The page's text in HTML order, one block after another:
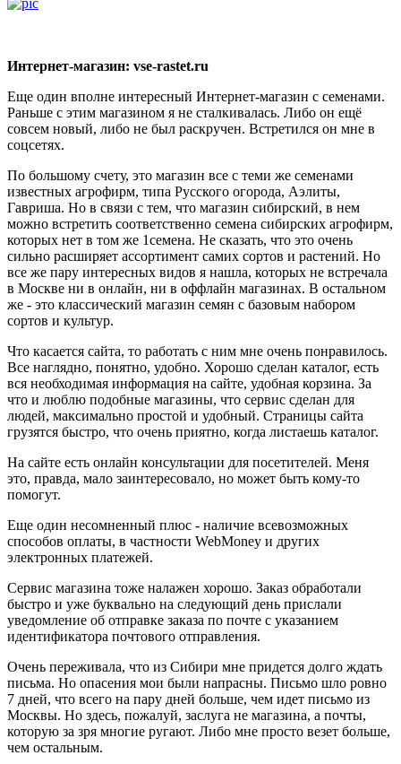
Интернет-магазин: vse-rastet.ru
Еще один вполне интересный Интернет-магазин с семенами.
Раньше с этим магазином я не сталкивалась. Либо он ещё
совсем новый, либо не был раскручен. Встретился он мне в
соцсетях.
По большому счету, это магазин все с теми же семенами
известных агрофирм, типа Русского огорода, Аэлиты,
Гавриша. Но в связи с тем, что магазин сибирский, в нем
можно встретить соответственно семена сибирских агрофирм,
которых нет в том же 1семена. Не сказать, что это очень
сильно расширяет ассортимент самих сортов и растений. Но
все же пару интересных видов я нашла, которых не встречала
в Москве ни в онлайн, ни в оффлайн магазинах. В остальном
же - это классический магазин семян с базовым набором
сортов и культур.
Что касается сайта, то работать с ним мне очень понравилось.
Все наглядно, понятно, удобно. Хорошо сделан каталог, есть
вся необходимая информация на сайте, удобная корзина. За
что и люблю подобные магазины, что сервис сделан для
людей, максимально простой и удобный. Страницы сайта
грузятся быстро, что очень приятно, когда листаешь каталог.
На сайте есть онлайн консультации для посетителей. Меня
это, правда, мало заинтересовало, но может быть кому-то
помогут.
Еще один несомненный плюс - наличие всевозможных
способов оплаты, в частности WebMoney и других
электронных платежей.
Сервис магазина тоже налажен хорошо. Заказ обработали
быстро и уже буквально на следующий день прислали
уведомление об отправке заказа по почте с указанием
идентификатора почтового отправления.
Очень переживала, что из Сибири мне придется долго ждать
письма. Но опасения мои были напрасны. Письмо шло ровно
7 дней, что всего на пару дней больше, чем идет письмо из
Москвы. Но здесь, пожалуй, заслуга не магазина, а почты,
которую за зря многие ругают. Либо мне просто везет больше,
чем остальным.